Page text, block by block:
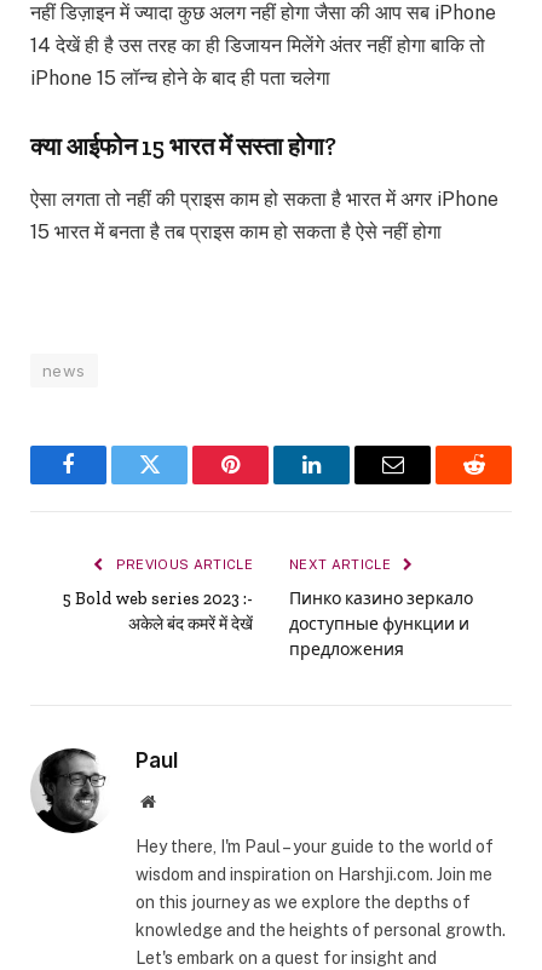
नहीं डिज़ाइन में ज्यादा कुछ अलग नहीं होगा जैसा की आप सब iPhone
14 देखें ही है उस तरह का ही डिजायन मिलेंगे अंतर नहीं होगा बाकि तो
iPhone 15 लॉन्च होने के बाद ही पता चलेगा
क्या आईफोन 15 भारत में सस्ता होगा?
ऐसा लगता तो नहीं की प्राइस काम हो सकता है भारत में अगर iPhone
15 भारत में बनता है तब प्राइस काम हो सकता है ऐसे नहीं होगा
news
FacebookTwitter Pinterest LinkedInEmail Reddit
PREVIOUS ARTICLE
5 Bold web series 2023 :-
अकेले बंद कमरें में देखें
NEXT ARTICLE
Пинко казино зеркало
доступные функции и
предложения
Paul
Website
Hey there, I'm Paul – your guide to the world of
wisdom and inspiration on Harshji.com. Join me
on this journey as we explore the depths of
knowledge and the heights of personal growth.
Let's embark on a quest for insight and